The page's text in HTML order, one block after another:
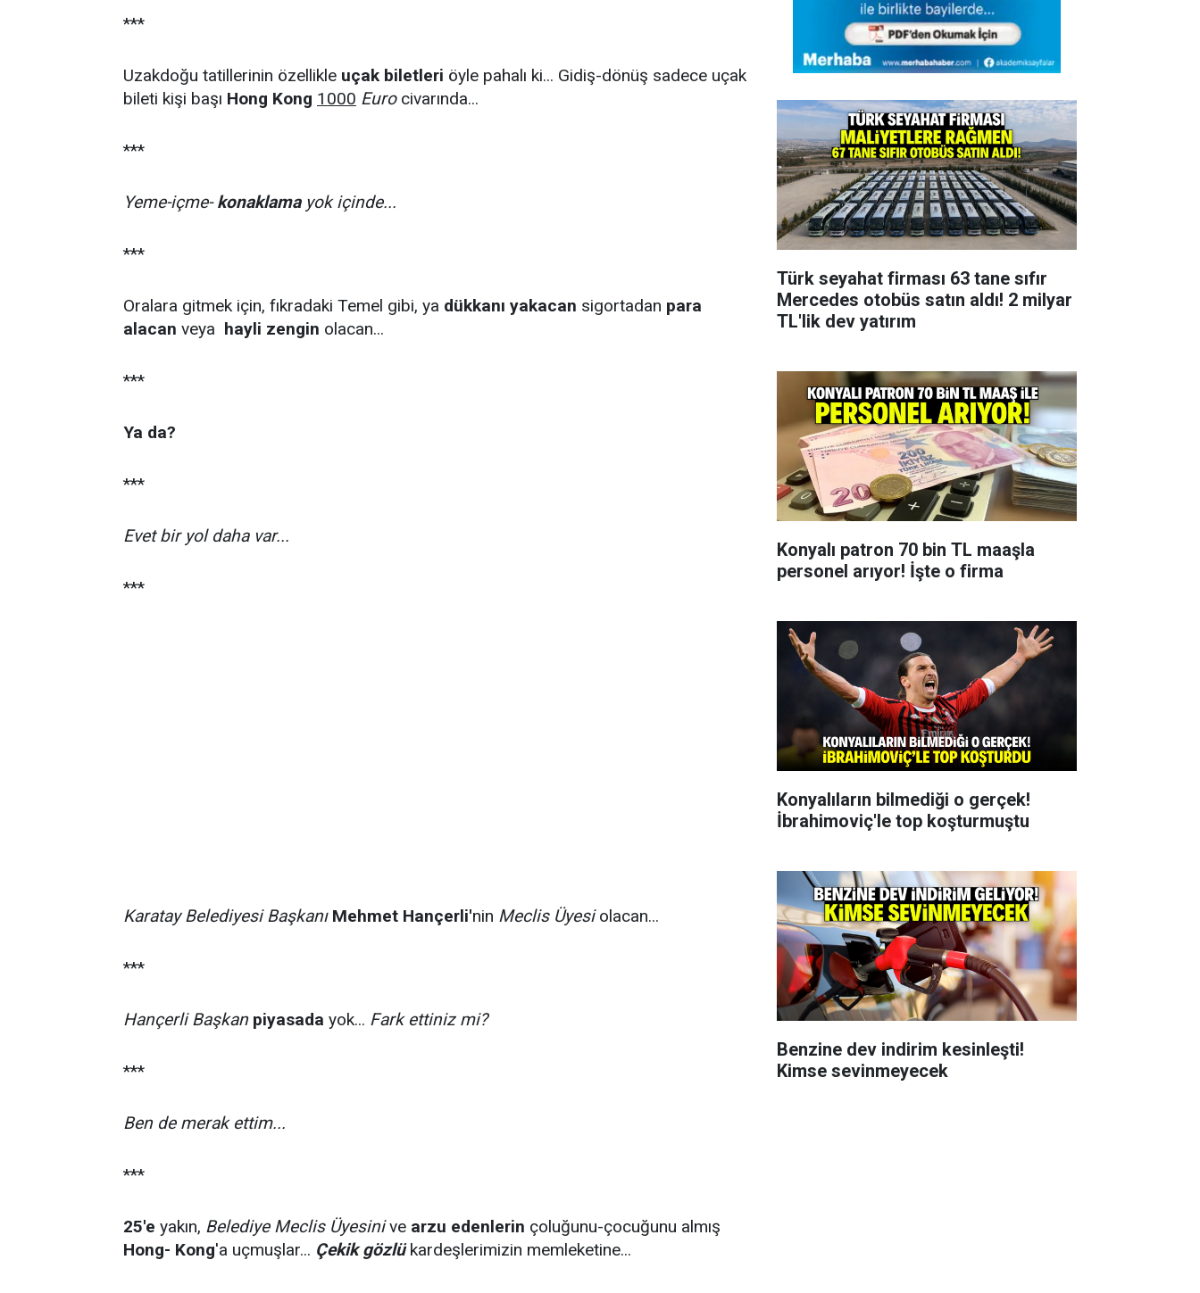
***
Uzakdoğu tatillerinin özellikle uçak biletleri öyle pahalı ki... Gidiş-dönüş sadece uçak
bileti kişi başı Hong Kong 1000 Eurocivarında...
***
Yeme-içme-konaklamayok içinde...
***
Oralara gitmek için, fıkradaki Temel gibi, ya dükkanı yakacan sigortadan para
alacan veya hayli zengin olacan...
***
Ya da?
***
Evet bir yol daha var...
***
Karatay Belediyesi Başkanı Mehmet Hançerli'nin Meclis Üyesiolacan...
***
Hançerli Başkan piyasada yok... Fark ettiniz mi?
***
Ben de merak ettim...
***
25'e yakın, Belediye Meclis Üyesinive arzu edenlerin çoluğunu-çocuğunu almış
Hong- Kong'a uçmuşlar... Çekik gözlükardeşlerimizin memleketine...
Türk seyahat firması 63 tane sıfır
Mercedes otobüs satın aldı! 2 milyar
TL'lik dev yatırım
Konyalı patron 70 bin TL maaşla
personel arıyor! İşte o firma
Konyalıların bilmediği o gerçek!
İbrahimoviç'le top koşturmuştu
Benzine dev indirim kesinleşti!
Kimse sevinmeyecek